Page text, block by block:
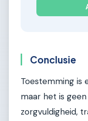
Conclusie
Toestemming is
maar het is
zorgvuldigheid,